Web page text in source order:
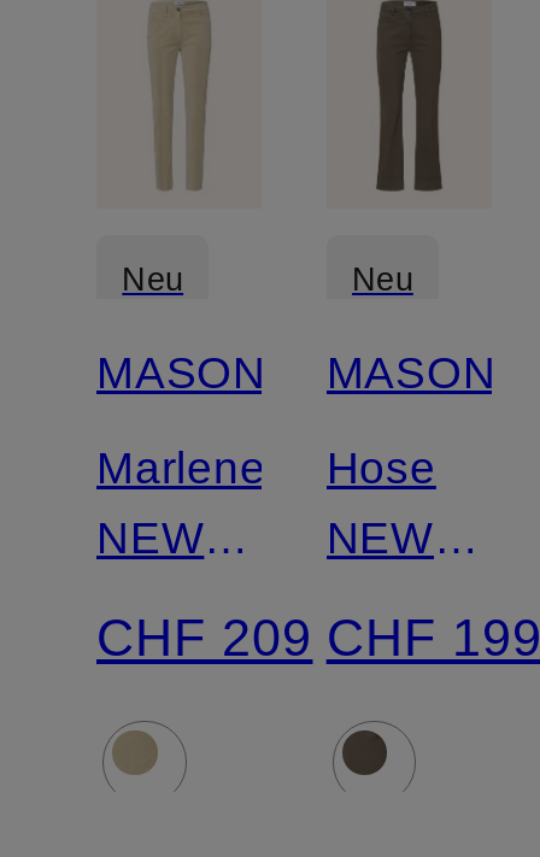
Neu
MASON'S
Marlenehose
NEW
YORK
CHF 209
Neu
MASON'S
Hose
NEW
YORK
CHF